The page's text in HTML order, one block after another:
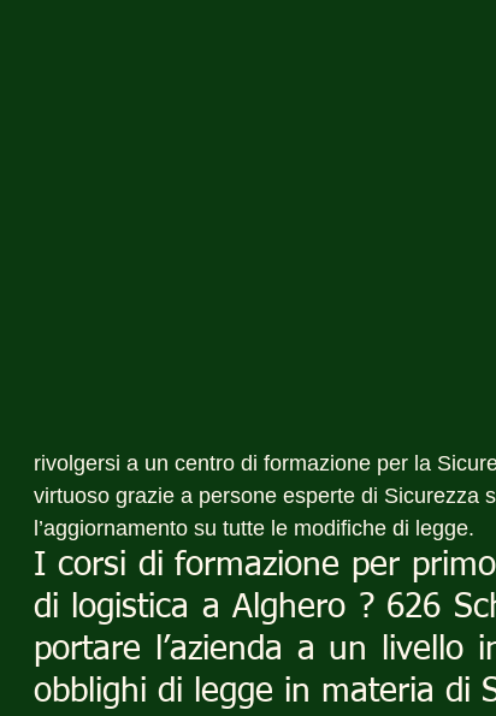
rivolgersi a un centro di formazione per la
virtuoso grazie a persone esperte di Sicurezza
l’aggiornamento su tutte le modifiche di legge.
I corsi di formazione per
di logistica a Alghero ? 626
portare l’azienda a un livello
obblighi di legge in materia di